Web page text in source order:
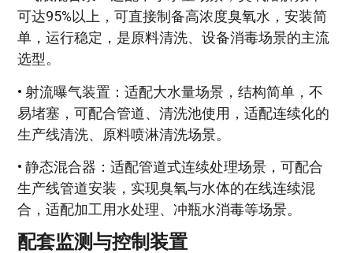
可达95%以上，可直接制备高浓度臭氧水，安装简
单，运行稳定，是原料清洗、设备消毒场景的主流
选型。
• 射流曝气装置：适配大水量场景，结构简单，不
易堵塞，可配合管道、清洗池使用，适配连续化的
生产线清洗、原料喷淋清洗场景。
• 静态混合器：适配管道式连续处理场景，可配合
生产线管道安装，实现臭氧与水体的在线连续混
合，适配加工用水处理、冲瓶水消毒等场景。
配套监测与控制装置